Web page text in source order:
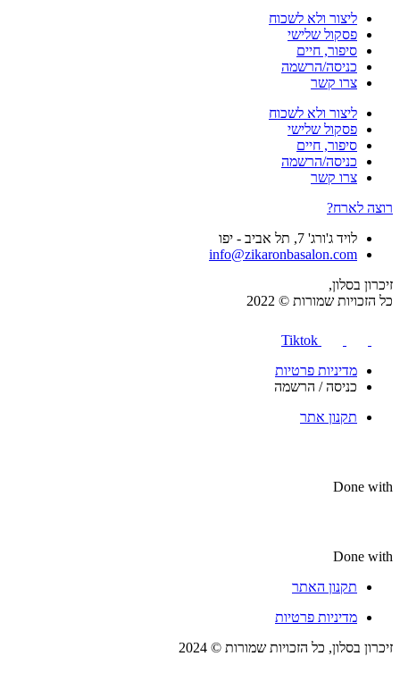
ליצור ולא לשכוח
פסקול שלישי
סיפור, חיים
כניסה/הרשמה
צרו קשר
ליצור ולא לשכוח
פסקול שלישי
סיפור, חיים
כניסה/הרשמה
צרו קשר
רוצה לארח?
לויד ג'ורג' 7, תל אביב - יפו
info@zikaronbasalon.com
זיכרון בסלון,
כל הזכויות שמורות © 2022
Tiktok
מדיניות פרטיות
כניסה / הרשמה
תקנון אתר
Done with
Done with
תקנון האתר
מדיניות פרטיות
זיכרון בסלון, כל הזכויות שמורות © 2024